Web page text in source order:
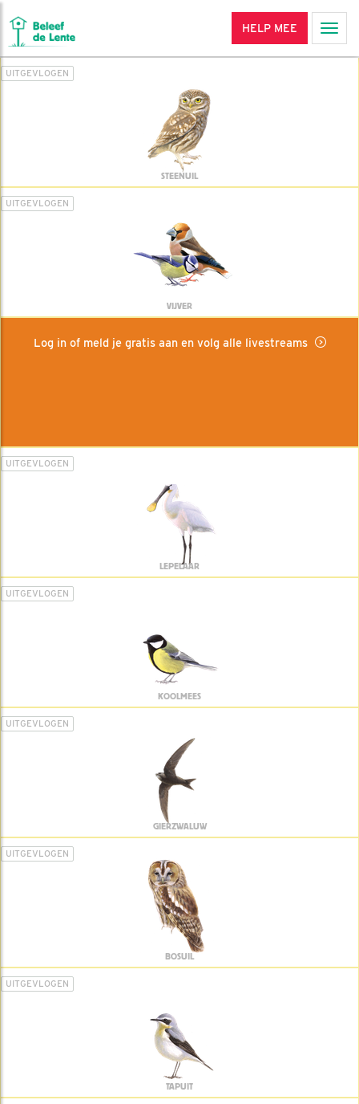
HELP MEE
UITGEVLOGEN
STEENUIL
UITGEVLOGEN
VIJVER
Log in of meld je gratis aan en volg alle livestreams
UITGEVLOGEN
LEPELAAR
UITGEVLOGEN
KOOLMEES
UITGEVLOGEN
GIERZWALUW
UITGEVLOGEN
BOSUIL
UITGEVLOGEN
TAPUIT